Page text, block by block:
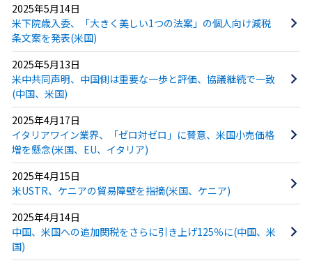
2025年5月14日
米下院歳入委、「大きく美しい1つの法案」の個人向け減税
条文案を発表(米国)
2025年5月13日
米中共同声明、中国側は重要な一歩と評価、協議継続で一致
(中国、米国)
2025年4月17日
イタリアワイン業界、「ゼロ対ゼロ」に賛意、米国小売価格
増を懸念(米国、EU、イタリア)
2025年4月15日
米USTR、ケニアの貿易障壁を指摘(米国、ケニア)
2025年4月14日
中国、米国への追加関税をさらに引き上げ125％に(中国、米
国)